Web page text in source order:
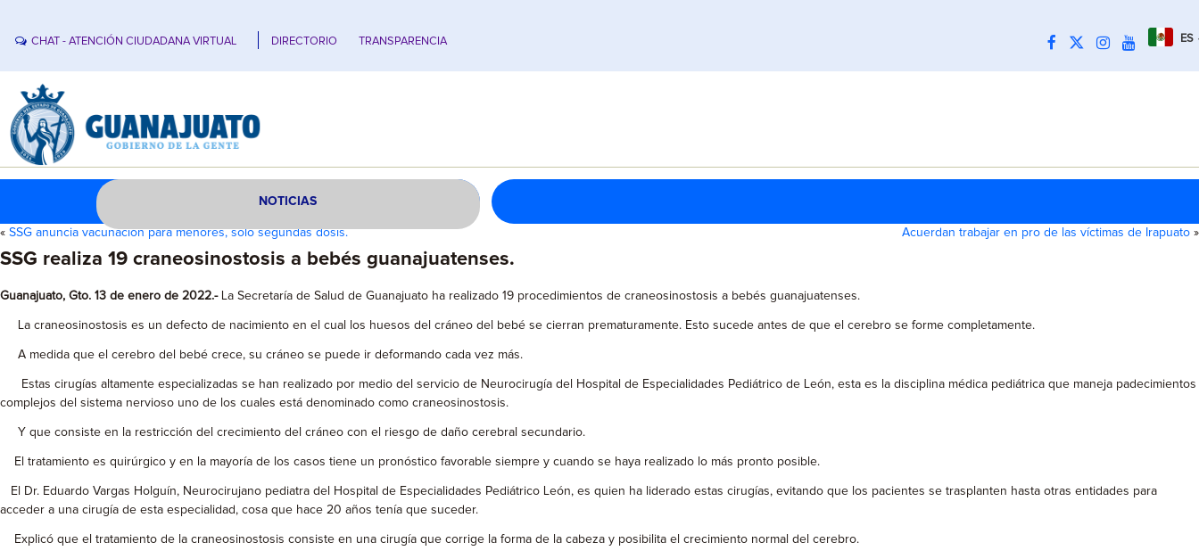
CHAT - ATENCIÓN CIUDADANA VIRTUAL DIRECTORIO TRANSPARENCIA ES
NOTICIAS
« SSG anuncia vacunación para menores, solo segundas dosis. Acuerdan trabajar en pro de las víctimas de Irapuato »
SSG realiza 19 craneosinostosis a bebés guanajuatenses.
Guanajuato, Gto. 13 de enero de 2022.- La Secretaría de Salud de Guanajuato ha realizado 19 procedimientos de craneosinostosis a bebés guanajuatenses.
La craneosinostosis es un defecto de nacimiento en el cual los huesos del cráneo del bebé se cierran prematuramente. Esto sucede antes de que el cerebro se forme completamente.
A medida que el cerebro del bebé crece, su cráneo se puede ir deformando cada vez más.
Estas cirugías altamente especializadas se han realizado por medio del servicio de Neurocirugía del Hospital de Especialidades Pediátrico de León, esta es la disciplina médica pediátrica que maneja padecimientos
complejos del sistema nervioso uno de los cuales está denominado como craneosinostosis.
Y que consiste en la restricción del crecimiento del cráneo con el riesgo de daño cerebral secundario.
El tratamiento es quirúrgico y en la mayoría de los casos tiene un pronóstico favorable siempre y cuando se haya realizado lo más pronto posible.
El Dr. Eduardo Vargas Holguín, Neurocirujano pediatra del Hospital de Especialidades Pediátrico León, es quien ha liderado estas cirugías, evitando que los pacientes se trasplanten hasta otras entidades para
acceder a una cirugía de esta especialidad, cosa que hace 20 años tenía que suceder.
Explicó que el tratamiento de la craneosinostosis consiste en una cirugía que corrige la forma de la cabeza y posibilita el crecimiento normal del cerebro.